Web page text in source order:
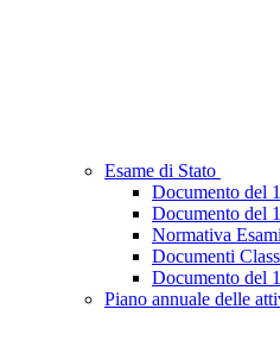
Esame di Stato
Documento del
Documento del
Normativa
Documenti
Documento del
Piano annuale delle